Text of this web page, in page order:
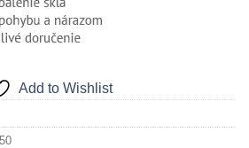
Add to Wishlist